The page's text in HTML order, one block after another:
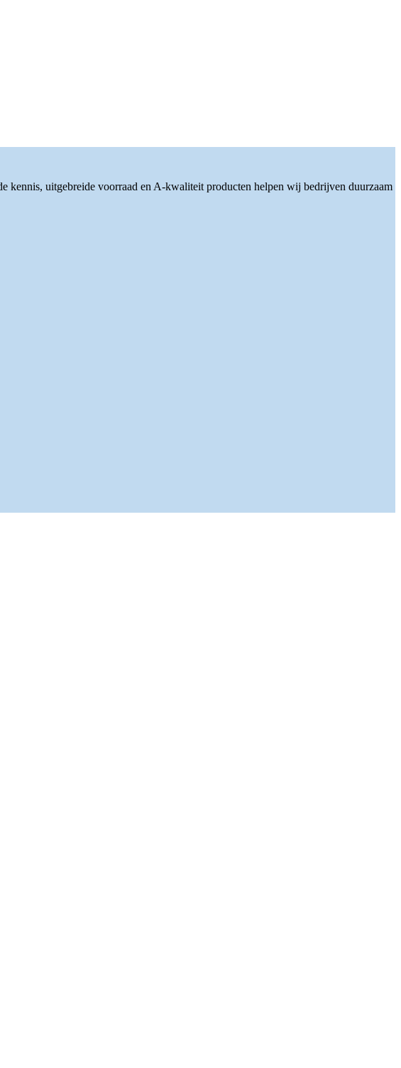
kennis, uitgebreide voorraad en A-kwaliteit producten helpen wij bedrijven duurzaam